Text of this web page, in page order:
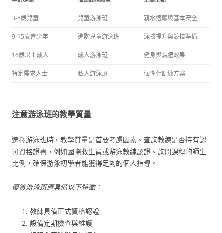
3-8歲兒童 兒童游泳班 親水適應與基本安全
9-15歲青少年 進階兒童游泳班 泳技提升與競技準備
16歲以上成人 成人游泳班 健身與減肥效果
特定需求人士 私人游泳班 個性化訓練方案
注意游泳班的教學質量
選擇游泳班時，教學質量是首要考慮因素。查詢教練是否持有認
可資格證書，例如國際救生員或游泳教練認證。詢問課程的師生
比例，確保游泳初學者能獲得足夠的個人指導。
優質游泳班應具備以下特徵：
教練具備正式資格認證
設備定期檢查與維護